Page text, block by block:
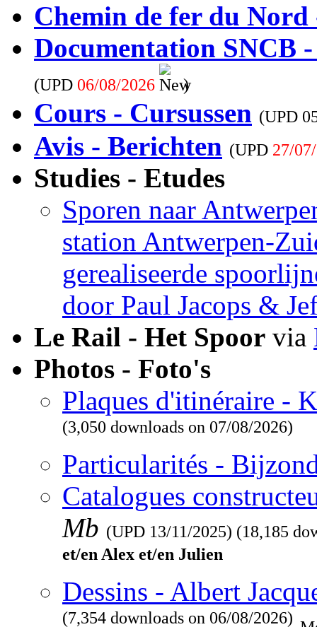
Chemin de fer du Nord
Documentation SNCB
(UPD 06/08/2026 )
Cours - Cursussen (UPD
Avis - Berichten (UPD 27/
Studies - Etudes
Sporen naar
station Antwerpen-
gerealiseerde
door Paul Jacops &
Le Rail - Het Spoor via
Photos - Foto's
Plaques d'itinéraire -
(3,050 downloads on 07/08/2026)
Particularités -
Catalogues
Mb (UPD 13/11/2025) (18,185
et/en Alex et/en Julien
Dessins - Albert